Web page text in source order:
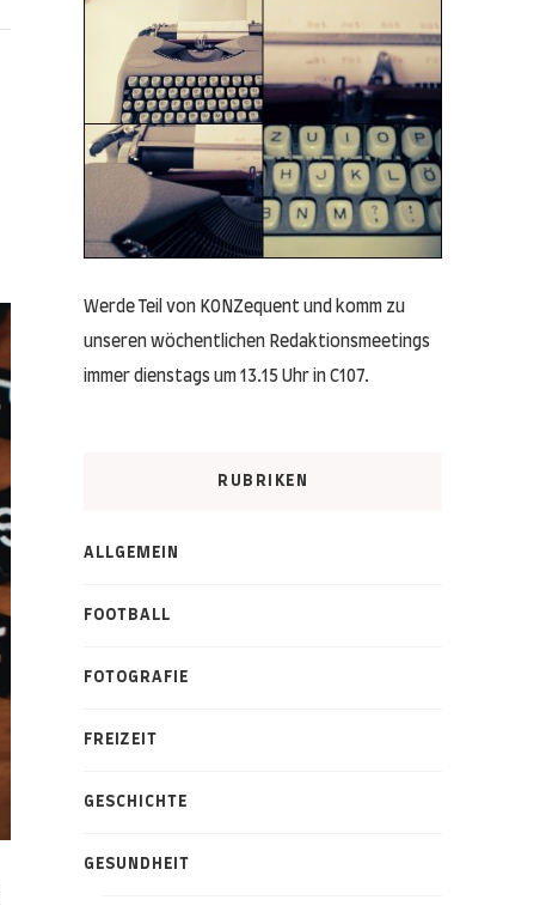
Werde Teil von KONZequent und komm zu
unseren wöchentlichen Redaktionsmeetings
immer dienstags um 13.15 Uhr in C107.
RUBRIKEN
ALLGEMEIN
FOOTBALL
FOTOGRAFIE
FREIZEIT
GESCHICHTE
GESUNDHEIT